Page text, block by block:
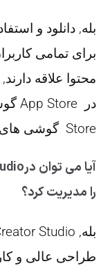
برای تمامی
محتوا علاقه
Store گوشی های اندروید دانلود کنید.
را مدیریت کرد؟
طراحی عالی و